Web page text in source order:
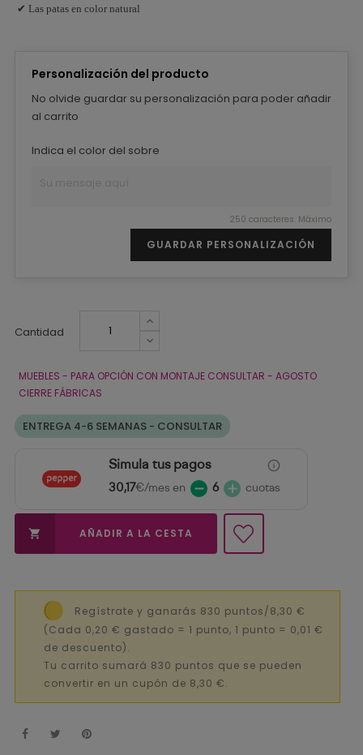
✔ Las patas en color natural
Personalización del producto
No olvide guardar su personalización para poder añadir
al carrito
Indica el color del sobre
250 caracteres. Máximo
GUARDAR PERSONALIZACIÓN
Cantidad
MUEBLES - PARA OPCIÓN CON MONTAJE CONSULTAR - AGOSTO
CIERRE FÁBRICAS
ENTREGA 4-6 SEMANAS - CONSULTAR
Simula tus pagos
30,17€/mes en 6 cuotas
 AÑADIR A LA CESTA
Regístrate y ganarás 830 puntos/8,30 €
(Cada 0,20 € gastado = 1 punto, 1 punto = 0,01 €
de descuento).
Tu carrito sumará 830 puntos que se pueden
convertir en un cupón de 8,30 €.